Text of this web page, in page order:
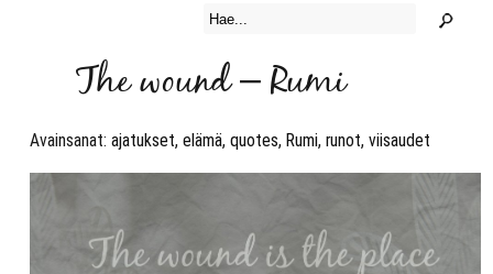
The wound – Rumi
Avainsanat: ajatukset, elämä, quotes, Rumi, runot, viisaudet